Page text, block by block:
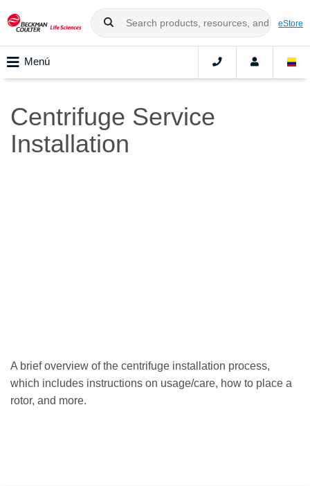
eStore
Menú
Centrifuge Service
Installation
A brief overview of the centrifuge installation process,
which includes instructions on usage/care, how to place a
rotor, and more.